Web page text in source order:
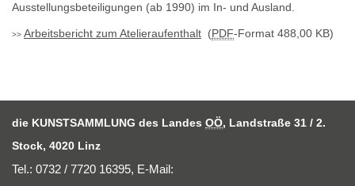
Ausstellungsbeteiligungen (ab 1990) im In- und Ausland.
Arbeitsbericht zum Atelieraufenthalt (PDF-Format 488,00 KB)
die KUNSTSAMMLUNG des Landes OÖ, Landstraße 31 / 2.
Stock, 4020 Linz
Tel.: 0732 / 7720 16395, E-Mail: